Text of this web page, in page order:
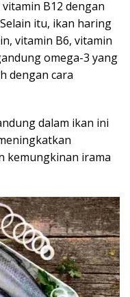
B12 dengan
itu, ikan haring
vitamin B6, vitamin
omega-3 yang
dengan cara
dalam ikan ini
kemungkinan irama